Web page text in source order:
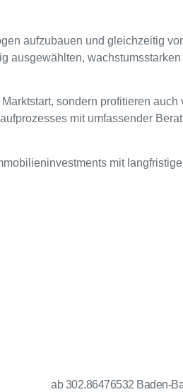
aufzubauen und gleichzeitig
ausgewählten,
sondern profitieren auch
mit umfassender
mit
ab 302.86476532 Baden-